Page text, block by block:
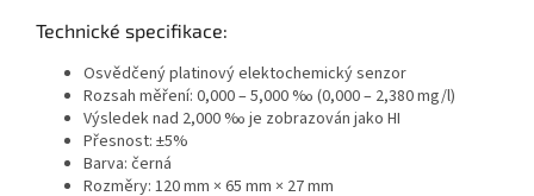
Technické specifikace:
Osvědčený platinový elektochemický senzor
Rozsah měření: 0,000 – 5,000 ‰ (0,000 – 2,380 mg/l)
Výsledek nad 2,000 ‰ je zobrazován jako HI
Přesnost: ±5%
Barva: černá
Rozměry: 120 mm × 65 mm × 27 mm